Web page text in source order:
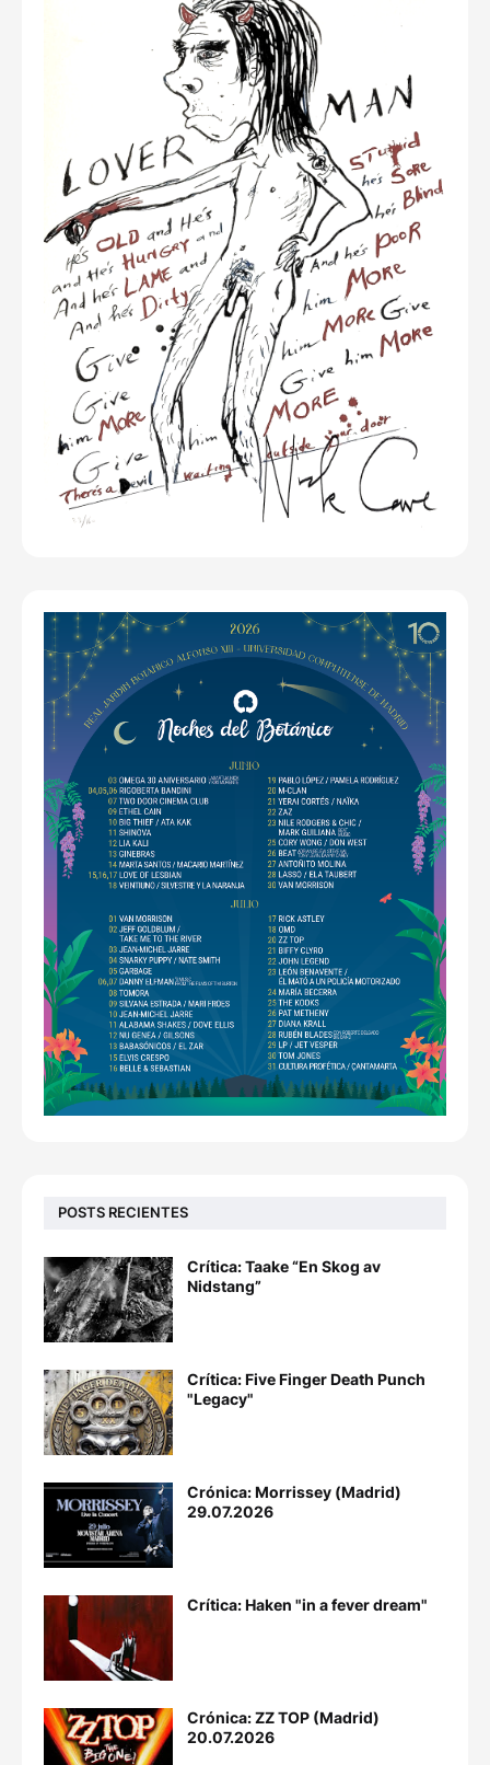
POSTS RECIENTES
Crítica: Taake “En Skog av
Nidstang”
Crítica: Five Finger Death Punch
"Legacy"
Crónica: Morrissey (Madrid)
29.07.2026
Crítica: Haken "in a fever dream"
Crónica: ZZ TOP (Madrid)
20.07.2026